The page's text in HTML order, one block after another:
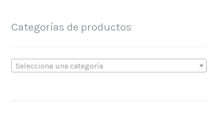
Categorías de productos
Selecciona una categoría